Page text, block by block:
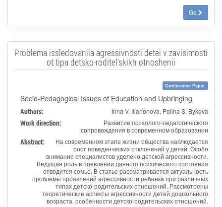
Go
Problema issledovaniia agressivnosti detei v zavisimosti
ot tipa detsko-roditel'skikh otnoshenii
Conference Paper
Socio-Pedagogical Issues of Education and Upbringing
Authors: Inna V. Illarionova, Polina S. Bykova
Work direction:
Развитие психолого-педагогического
сопровождения в современном образовании
Abstract:
На современном этапе жизни общества наблюдается
рост поведенческих отклонений у детей. Особо
внимание специалистов уделено детской агрессивности.
Ведущая роль в появлении данного психического состояния
отводится семье. В статье рассматривается актуальность
проблемы проявлений агрессивности ребенка при различных
типах детско-родительских отношений. Рассмотрены
теоретические аспекты агрессивности детей дошкольного
возраста, особенности детско-родительских отношений.